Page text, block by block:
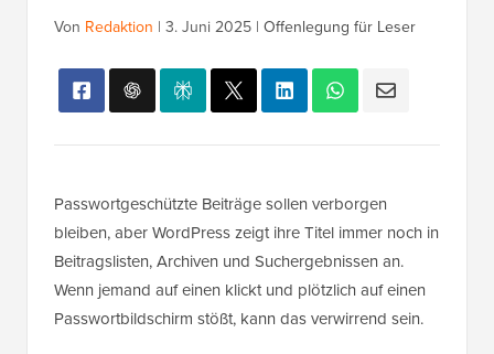
Von Redaktion | 3. Juni 2025 | Offenlegung für Leser
Passwortgeschützte Beiträge sollen verborgen
bleiben, aber WordPress zeigt ihre Titel immer noch in
Beitragslisten, Archiven und Suchergebnissen an.
Wenn jemand auf einen klickt und plötzlich auf einen
Passwortbildschirm stößt, kann das verwirrend sein.